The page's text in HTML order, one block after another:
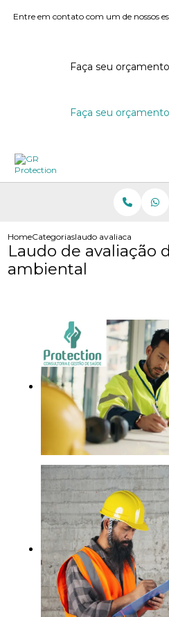
Entre em contato com um de nossos
Faça seu
Faça seu
HomeCategoriaslaudo avaliacao ruido
Laudo de avaliação
ambiental